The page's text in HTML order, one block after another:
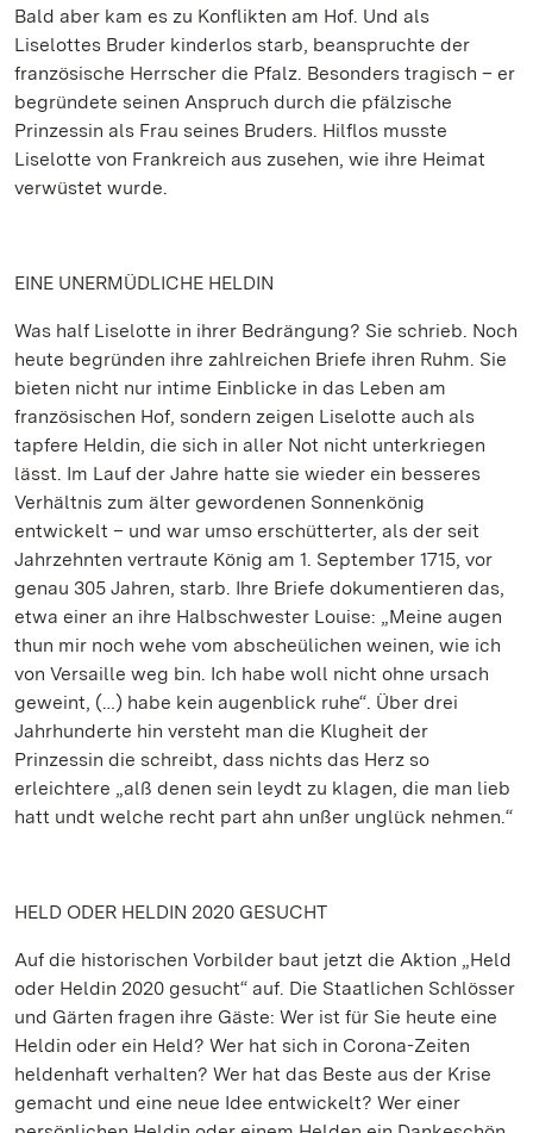
Bald aber kam es zu Konflikten am Hof. Und als
Liselottes Bruder kinderlos starb, beanspruchte der
französische Herrscher die Pfalz. Besonders tragisch – er
begründete seinen Anspruch durch die pfälzische
Prinzessin als Frau seines Bruders. Hilflos musste
Liselotte von Frankreich aus zusehen, wie ihre Heimat
verwüstet wurde.
EINE UNERMÜDLICHE HELDIN
Was half Liselotte in ihrer Bedrängung? Sie schrieb. Noch
heute begründen ihre zahlreichen Briefe ihren Ruhm. Sie
bieten nicht nur intime Einblicke in das Leben am
französischen Hof, sondern zeigen Liselotte auch als
tapfere Heldin, die sich in aller Not nicht unterkriegen
lässt. Im Lauf der Jahre hatte sie wieder ein besseres
Verhältnis zum älter gewordenen Sonnenkönig
entwickelt – und war umso erschütterter, als der seit
Jahrzehnten vertraute König am 1. September 1715, vor
genau 305 Jahren, starb. Ihre Briefe dokumentieren das,
etwa einer an ihre Halbschwester Louise: „Meine augen
thun mir noch wehe vom abscheülichen weinen, wie ich
von Versaille weg bin. Ich habe woll nicht ohne ursach
geweint, (…) habe kein augenblick ruhe“. Über drei
Jahrhunderte hin versteht man die Klugheit der
Prinzessin die schreibt, dass nichts das Herz so
erleichtere „alß denen sein leydt zu klagen, die man lieb
hatt undt welche recht part ahn unßer unglück nehmen.“
HELD ODER HELDIN 2020 GESUCHT
Auf die historischen Vorbilder baut jetzt die Aktion „Held
oder Heldin 2020 gesucht“ auf. Die Staatlichen Schlösser
und Gärten fragen ihre Gäste: Wer ist für Sie heute eine
Heldin oder ein Held? Wer hat sich in Corona-Zeiten
heldenhaft verhalten? Wer hat das Beste aus der Krise
gemacht und eine neue Idee entwickelt? Wer einer